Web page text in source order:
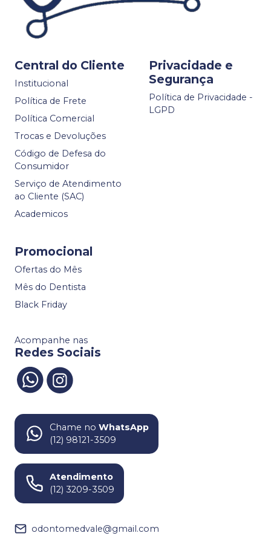
Central do Cliente
Institucional
Política de Frete
Política Comercial
Trocas e Devoluções
Código de Defesa do
Consumidor
Serviço de Atendimento
ao Cliente (SAC)
Academicos
Privacidade e
Segurança
Política de Privacidade -
LGPD
Promocional
Ofertas do Mês
Mês do Dentista
Black Friday
Acompanhe nas
Redes Sociais
Chame no WhatsApp
(12) 98121-3509
Atendimento
(12) 3209-3509
odontomedvale@gmail.com